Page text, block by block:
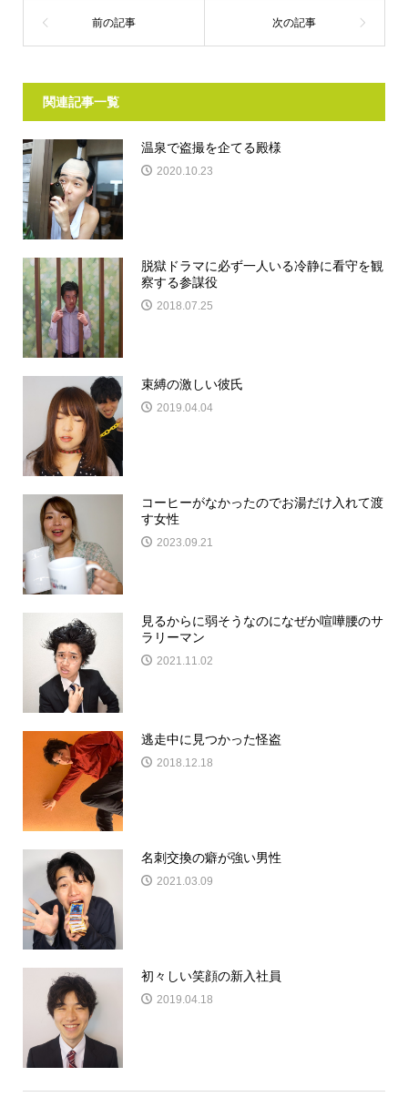
関連記事一覧
温泉で盗撮を企てる殿様
2020.10.23
脱獄ドラマに必ず一人いる冷静に看守を観
察する参謀役
2018.07.25
束縛の激しい彼氏
2019.04.04
コーヒーがなかったのでお湯だけ入れて渡
す女性
2023.09.21
見るからに弱そうなのになぜか喧嘩腰のサ
ラリーマン
2021.11.02
逃走中に見つかった怪盗
2018.12.18
名刺交換の癖が強い男性
2021.03.09
初々しい笑顔の新入社員
2019.04.18